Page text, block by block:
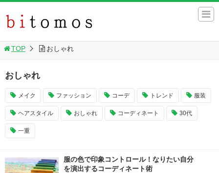
TOP おしゃれ
おしゃれ
メイク ファッション コーデ トレンド 服装
ヘアスタイル おしゃれ コーディネート 30代
一重
服の色で印象コントロール！なりたい自分
を演出するコーディネート術